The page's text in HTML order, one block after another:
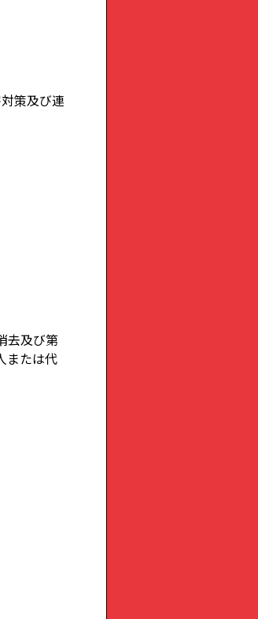
策及び連
去及び第
または代